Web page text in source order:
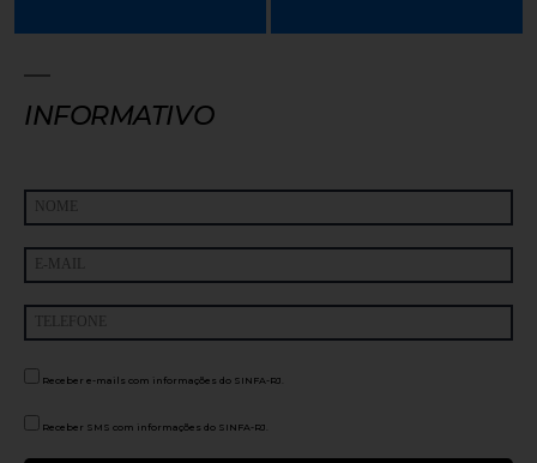
INFORMATIVO
Receber e-mails com informações do SINFA-RJ.
Receber SMS com informações do SINFA-RJ.